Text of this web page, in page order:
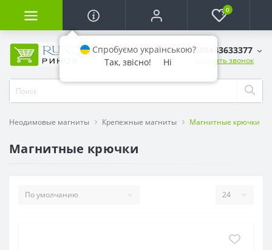
0
+380443633377
Заказать звонок
Неодимовые магниты Крепежные магниты Магнитные крючки
Магнитные крючки
Спробуємо українською?
Так, звісно!
Ні